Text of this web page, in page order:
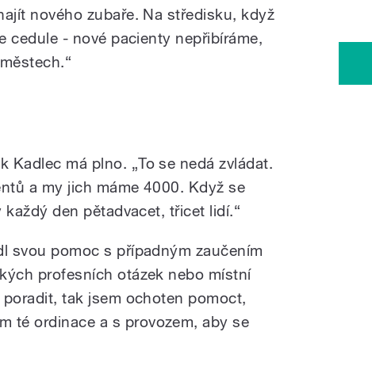
nového zubaře. Na středisku, když
cedule - nové pacienty nepřibíráme,
Kadlec má plno. „To se nedá zvládat.
a my jich máme 4000. Když se
den pětadvacet, třicet lidí.“
svou pomoc s případným zaučením
profesních otázek nebo místní
tak jsem ochoten pomoct,
té ordinace a s provozem, aby se